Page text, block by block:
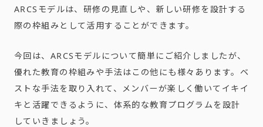
ARCSモデルは、研修の見直しや、 新しい研修を設計する
際の枠組みとして活用することができます。
今回は、ARCSモデルについて簡単にご紹介しましたが、
優れた教育の枠組みや手法はこの他にも様々あります。ベ
ストな手法を取り入れて、
メンバーが楽しく働いてイキイ
キと活躍できるように、 体系的な教育プログラムを設計
していきましょう。